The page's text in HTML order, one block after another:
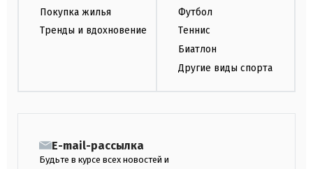
Покупка жилья
Тренды и вдохновение
Футбол
Теннис
Биатлон
Другие виды спорта
E-mail-рассылка
Будьте в курсе всех новостей и